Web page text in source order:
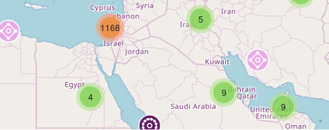
9
9
5
4
1168